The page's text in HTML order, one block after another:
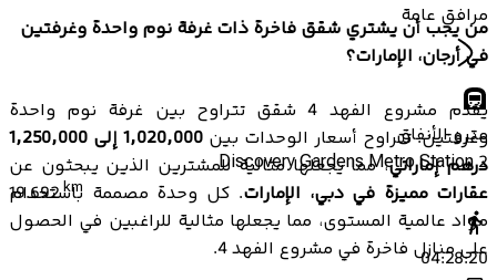
من يجب أن يشتري شقق فاخرة ذات غرفة نوم واحدة وغرفتين
في أرجان، الإمارات؟
يقدم مشروع الفهد 4 شقق تتراوح بين غرفة نوم واحدة
وغرفتين. تتراوح أسعار الوحدات بين
1,020,000 إلى 1,250,000
درهم إماراتي، مما يجعلها مثالية للمشترين الذين يبحثون عن
عقارات مميزة في دبي، الإمارات. كل وحدة مصممة باستخدام
مواد عالمية المستوى، مما يجعلها مثالية للراغبين في الحصول
على منازل فاخرة في مشروع الفهد 4.
مرافق عامة
مترو الأنفاق
Discovery Gardens Metro Station 2
19.692km
04:28:20